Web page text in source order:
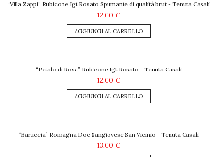
“Villa Zappi” Rubicone Igt Rosato Spumante di qualità brut - Tenuta Casali
12,00 €
AGGIUNGI AL CARRELLO
“Petalo di Rosa” Rubicone Igt Rosato - Tenuta Casali
12,00 €
AGGIUNGI AL CARRELLO
“Baruccia” Romagna Doc Sangiovese San Vicinio - Tenuta Casali
13,00 €